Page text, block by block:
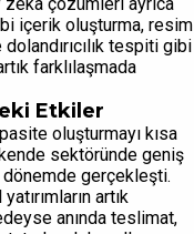
içerik oluşturma, resim
tespiti gibi
farklılaşmada
Etkiler
oluşturmayı kısa
sektöründe geniş
dönemde gerçekleşti.
artık
anında teslimat,